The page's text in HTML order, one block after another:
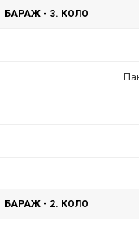
БАРАЖ - 3. КОЛО
БАРАЖ - 2. КОЛО